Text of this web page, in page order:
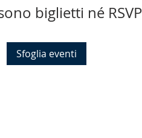
biglietti né RSVP
Sfoglia eventi